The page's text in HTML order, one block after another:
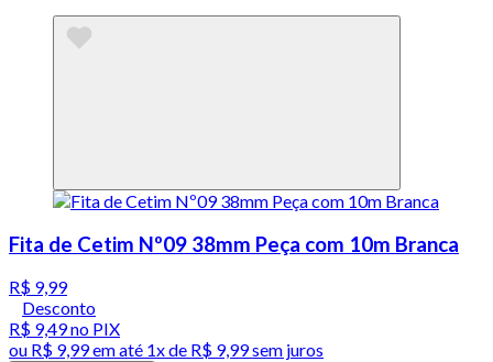
Fita de Cetim Nº09 38mm Peça com 10m Branca
R$ 9,99
Desconto
R$ 9,49no PIX
ou R$ 9,99em até 1x de R$ 9,99sem juros